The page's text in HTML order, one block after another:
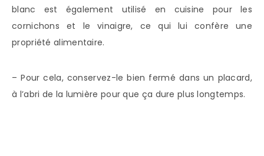
blanc est également utilisé en cuisine pour les
cornichons et le vinaigre, ce qui lui confère une
propriété alimentaire.
– Pour cela, conservez-le bien fermé dans un placard,
à l’abri de la lumière pour que ça dure plus longtemps.